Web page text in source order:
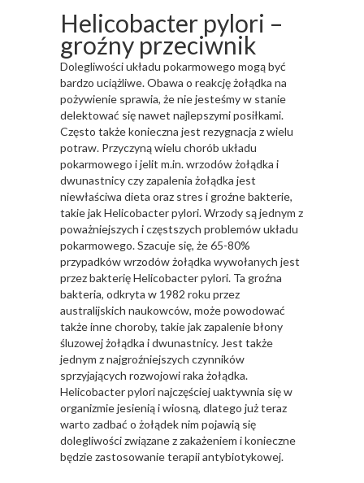
Helicobacter pylori –
groźny przeciwnik
Dolegliwości układu pokarmowego mogą być
bardzo uciążliwe. Obawa o reakcję żołądka na
pożywienie sprawia, że nie jesteśmy w stanie
delektować się nawet najlepszymi posiłkami.
Często także konieczna jest rezygnacja z wielu
potraw. Przyczyną wielu chorób układu
pokarmowego i jelit m.in. wrzodów żołądka i
dwunastnicy czy zapalenia żołądka jest
niewłaściwa dieta oraz stres i groźne bakterie,
takie jak Helicobacter pylori. Wrzody są jednym z
poważniejszych i częstszych problemów układu
pokarmowego. Szacuje się, że 65-80%
przypadków wrzodów żołądka wywołanych jest
przez bakterię Helicobacter pylori. Ta groźna
bakteria, odkryta w 1982 roku przez
australijskich naukowców, może powodować
także inne choroby, takie jak zapalenie błony
śluzowej żołądka i dwunastnicy. Jest także
jednym z najgroźniejszych czynników
sprzyjających rozwojowi raka żołądka.
Helicobacter pylori najczęściej uaktywnia się w
organizmie jesienią i wiosną, dlatego już teraz
warto zadbać o żołądek nim pojawią się
dolegliwości związane z zakażeniem i konieczne
będzie zastosowanie terapii antybiotykowej.